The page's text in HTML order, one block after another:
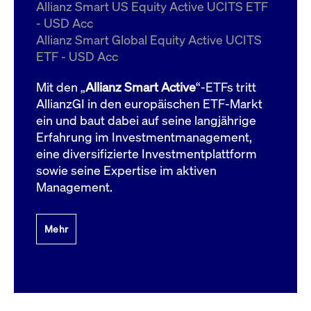
Allianz Smart US Equity Active UCITS ETF
- USD Acc
Allianz Smart Global Equity Active UCITS
ETF - USD Acc
Mit den „Allianz Smart Active“-ETFs tritt
AllianzGI in den europäischen ETF-Markt
ein und baut dabei auf seine langjährige
Erfahrung im Investmentmanagement,
eine diversifizierte Investmentplattform
sowie seine Expertise im aktiven
Management.
Mehr
ApplicationGatewayAffinityCORS
boerse.com
Domain
bis